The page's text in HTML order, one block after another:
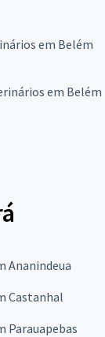
em Belém
em Belém
Ananindeua
Castanhal
Parauapebas